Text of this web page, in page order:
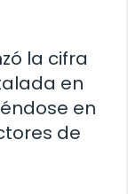
la cifra
en
en
de